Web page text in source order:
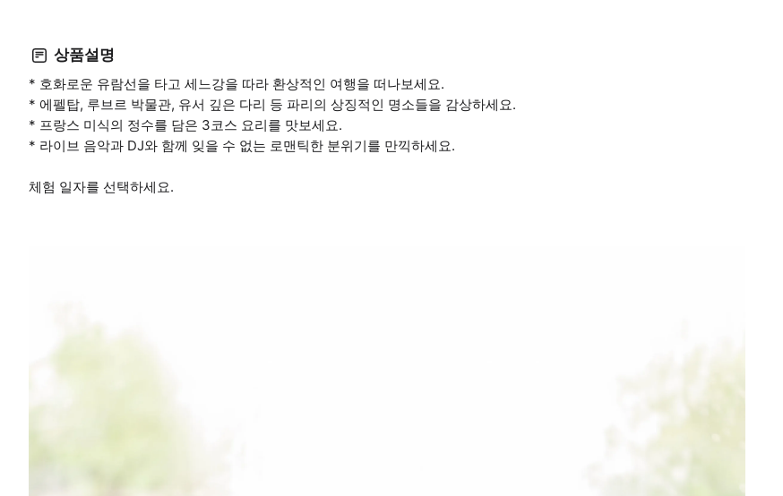
상품설명
* 호화로운 유람선을 타고 세느강을 따라 환상적인 여행을 떠나보세요.
* 에펠탑, 루브르 박물관, 유서 깊은 다리 등 파리의 상징적인 명소들을 감상하세요.
* 프랑스 미식의 정수를 담은 3코스 요리를 맛보세요.
* 라이브 음악과 DJ와 함께 잊을 수 없는 로맨틱한 분위기를 만끽하세요.
체험 일자를 선택하세요.